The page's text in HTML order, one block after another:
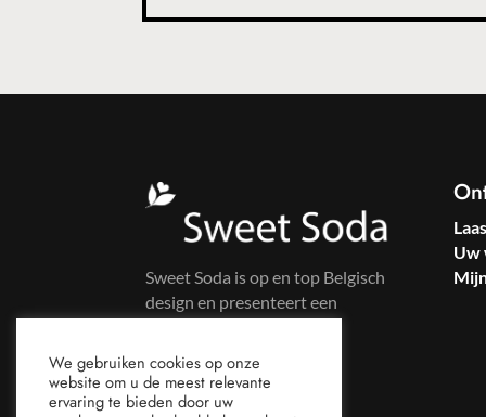
Sweet Soda is op en top Belgisch
design en presenteert een
zelfbewuste vrouwen.
Uw
We gebruiken cookies op onze
website om u de meest relevante
ervaring te bieden door uw